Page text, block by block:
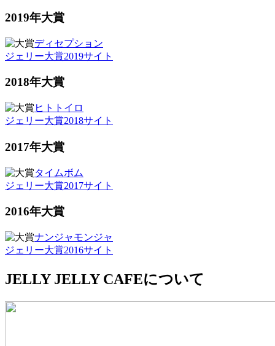
2019年大賞
ディセプション
ジェリー大賞2019サイト
2018年大賞
ヒトトイロ
ジェリー大賞2018サイト
2017年大賞
タイムボム
ジェリー大賞2017サイト
2016年大賞
ナンジャモンジャ
ジェリー大賞2016サイト
JELLY JELLY CAFEについて